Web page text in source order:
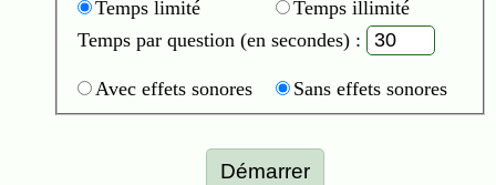
Temps limité
Temps illimité
Temps par question (en secondes) :
Avec effets sonores Sans effets sonores
Démarrer